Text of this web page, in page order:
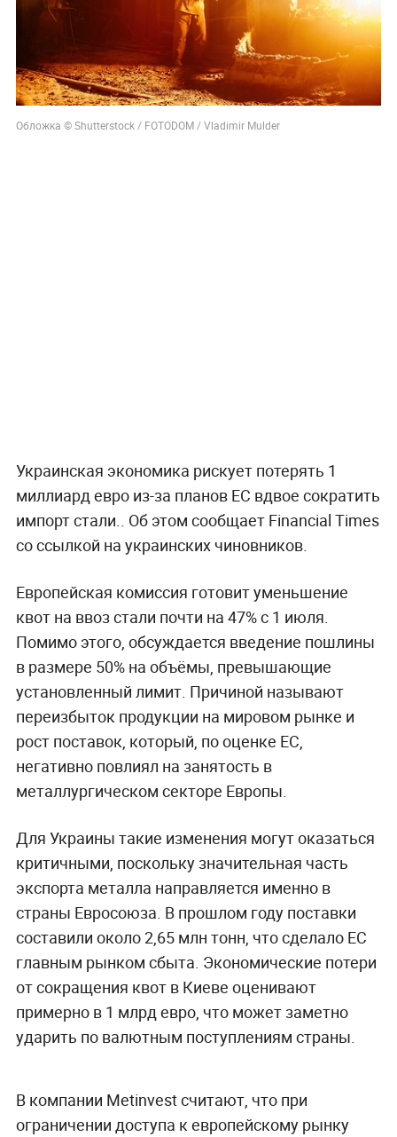
Обложка © Shutterstock / FOTODOM / Vladimir Mulder
Украинская экономика рискует потерять 1
миллиард евро из-за планов ЕС вдвое сократить
импорт стали.. Об этом сообщает Financial Times
со ссылкой на украинских чиновников.
Европейская комиссия готовит уменьшение
квот на ввоз стали почти на 47% с 1 июля.
Помимо этого, обсуждается введение пошлины
в размере 50% на объёмы, превышающие
установленный лимит. Причиной называют
переизбыток продукции на мировом рынке и
рост поставок, который, по оценке ЕС,
негативно повлиял на занятость в
металлургическом секторе Европы.
Для Украины такие изменения могут оказаться
критичными, поскольку значительная часть
экспорта металла направляется именно в
страны Евросоюза. В прошлом году поставки
составили около 2,65 млн тонн, что сделало ЕС
главным рынком сбыта. Экономические потери
от сокращения квот в Киеве оценивают
примерно в 1 млрд евро, что может заметно
ударить по валютным поступлениям страны.
В компании Metinvest считают, что при
ограничении доступа к европейскому рынку